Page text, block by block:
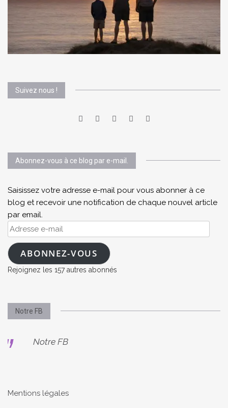
Suivez nous !
Abonnez-vous à ce blog par e-mail.
Saisissez votre adresse e-mail pour vous abonner à ce
blog et recevoir une notification de chaque nouvel article
par email.
Adresse
e-
mailABONNEZ-VOUS
Rejoignez les 157 autres abonnés
Notre FB
Notre FB
Mentions légales